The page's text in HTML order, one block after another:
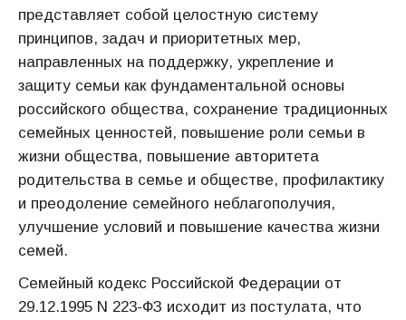
представляет собой целостную систему
принципов, задач и приоритетных мер,
направленных на поддержку, укрепление и
защиту семьи как фундаментальной основы
российского общества, сохранение традиционных
семейных ценностей, повышение роли семьи в
жизни общества, повышение авторитета
родительства в семье и обществе, профилактику
и преодоление семейного неблагополучия,
улучшение условий и повышение качества жизни
семей.
Семейный кодекс Российской Федерации от
29.12.1995 N 223-ФЗ исходит из постулата, что